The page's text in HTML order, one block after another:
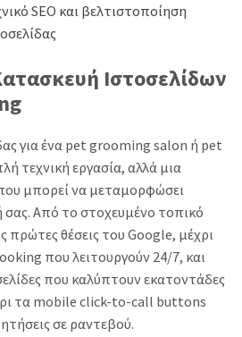
SEO και βελτιστοποίηση
Ιστοσελίδων
για ένα pet grooming salon ή pet
τεχνική εργασία, αλλά μια
μπορεί να μεταμορφώσει
σας. Από το στοχευμένο τοπικό
πρώτες θέσεις του Google, μέχρι
που λειτουργούν 24/7, και
που καλύπτουν εκατοντάδες
τα mobile click-to-call buttons
σε ραντεβού.